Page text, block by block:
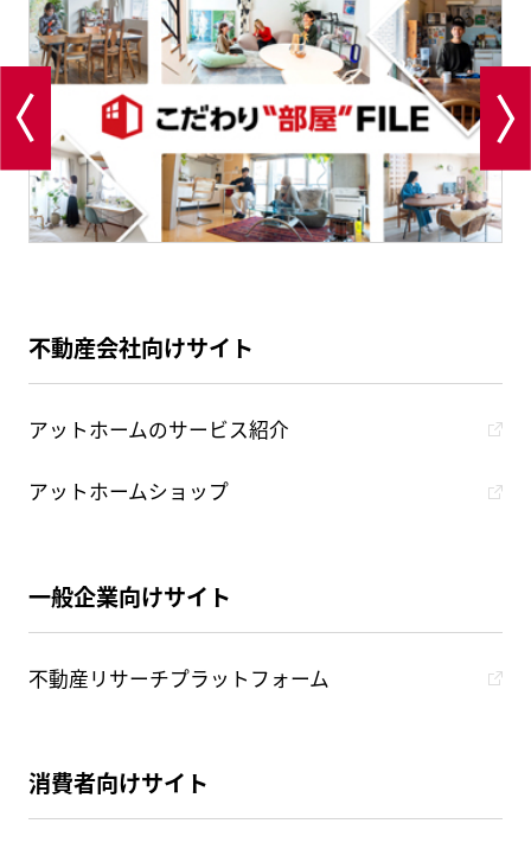
不動産会社向けサイト
アットホームのサービス紹介
アットホームショップ
一般企業向けサイト
不動産リサーチプラットフォーム
消費者向けサイト